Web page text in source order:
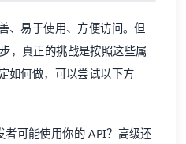
、易于使用、方便访问。但
，真正的挑战是按照这些属
如何做，可以尝试以下方
者可能使用你的 API？高级还